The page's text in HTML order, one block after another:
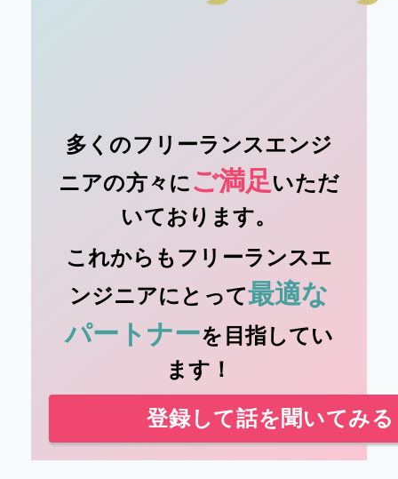
多くのフリーランスエンジ
ニアの方々にご満足いただ
いております。
これからもフリーランスエ
ンジニアにとって最適な
パートナーを目指してい
ます！
登録して話を聞いてみる